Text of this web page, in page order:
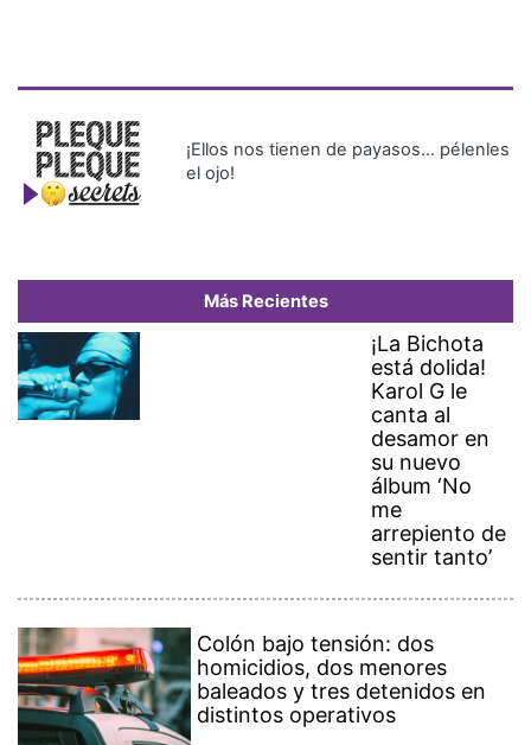
¡Ellos nos tienen de payasos… pélenles
el ojo!
Más Recientes
¡La Bichota
está dolida!
Karol G le
canta al
desamor en
su nuevo
álbum ‘No
me
arrepiento de
sentir tanto’
Colón bajo tensión: dos
homicidios, dos menores
baleados y tres detenidos en
distintos operativos